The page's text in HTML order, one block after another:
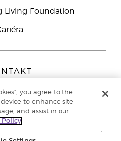
Living Foundation
97
Groningen
800 144 066
you agree to the
to enhance site
and assist in our
Policy